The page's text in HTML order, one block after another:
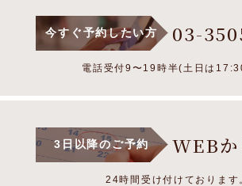
今すぐ予約したい方 03-
電話受付9〜19時半(土日は
3日以降のご予約 WEB
24時間受け付けております